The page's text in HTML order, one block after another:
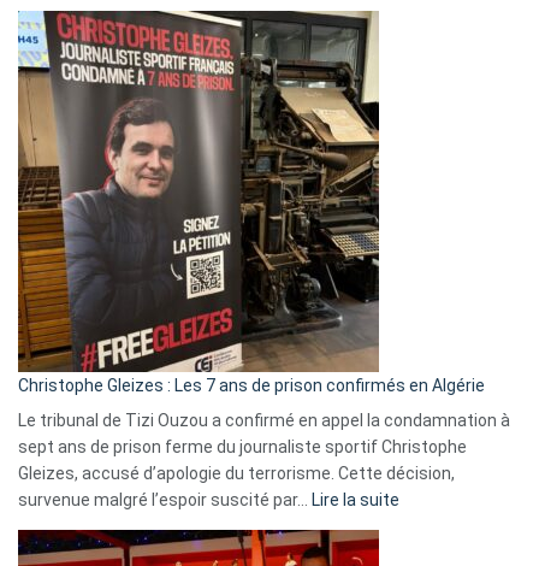
Eurovision
2026
:
Pays-
Bas,
Espagne,
Irlande
et
Slovénie
rejettent
la
présence
d’Israël
Christophe Gleizes : Les 7 ans de prison confirmés en Algérie
Le tribunal de Tizi Ouzou a confirmé en appel la condamnation à
sept ans de prison ferme du journaliste sportif Christophe
Gleizes, accusé d’apologie du terrorisme. Cette décision,
survenue malgré l’espoir suscité par…
Lire la suite